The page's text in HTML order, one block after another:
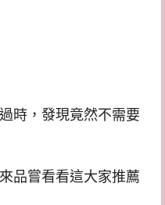
時，發現竟然不需要
品嘗看看這大家推薦